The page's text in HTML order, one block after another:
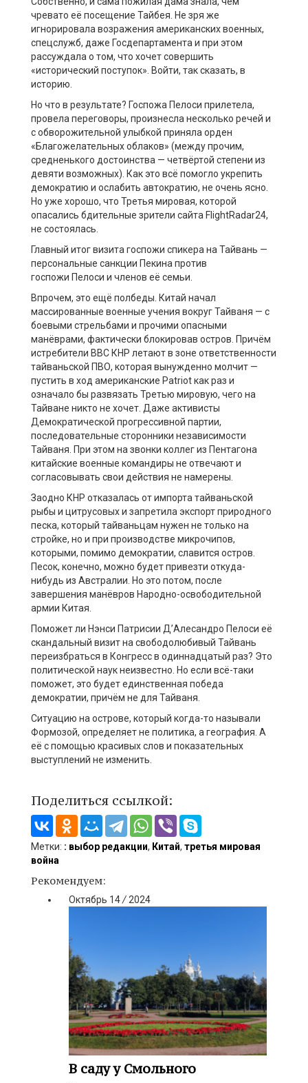
чревато её посещение Тайбея. Не зря же
игнорировала возражения американских военных,
спецслужб, даже Госдепартамента и при этом
рассуждала о том, что хочет совершить
«исторический поступок». Войти, так сказать, в
историю.
Но что в результате? Госпожа Пелоси прилетела,
провела переговоры, произнесла несколько речей и
с обворожительной улыбкой приняла орден
«Благожелательных облаков» (между прочим,
средненького достоинства — четвёртой степени из
девяти возможных). Как это всё помогло укрепить
демократию и ослабить автократию, не очень ясно.
Но уже хорошо, что Третья мировая, которой
опасались бдительные зрители сайта FlightRadar24,
не состоялась.
Главный итог визита госпожи спикера на Тайвань —
персональные санкции Пекина против
госпожи Пелоси и членов её семьи.
Впрочем, это ещё полбеды. Китай начал
массированные военные учения вокруг Тайваня — с
боевыми стрельбами и прочими опасными
манёврами, фактически блокировав остров. Причём
истребители ВВС КНР летают в зоне ответственности
тайваньской ПВО, которая вынужденно молчит —
пустить в ход американские Patriot как раз и
означало бы развязать Третью мировую, чего на
Тайване никто не хочет. Даже активисты
Демократической прогрессивной партии,
последовательные сторонники независимости
Тайваня. При этом на звонки коллег из Пентагона
китайские военные командиры не отвечают и
согласовывать свои действия не намерены.
Заодно КНР отказалась от импорта тайваньской
рыбы и цитрусовых и запретила экспорт природного
песка, который тайваньцам нужен не только на
стройке, но и при производстве микрочипов,
которыми, помимо демократии, славится остров.
Песок, конечно, можно будет привезти откуда-
нибудь из Австралии. Но это потом, после
завершения манёвров Народно-освободительной
армии Китая.
Поможет ли Нэнси Патрисии Д’Алесандро Пелоси её
скандальный визит на свободолюбивый Тайвань
переизбраться в Конгресс в одиннадцатый раз? Это
политической наук неизвестно. Но если всё-таки
поможет, это будет единственная победа
демократии, причём не для Тайваня.
Ситуацию на острове, который когда-то называли
Формозой, определяет не политика, а география. А
её с помощью красивых слов и показательных
выступлений не изменить.
Поделиться ссылкой:
Метки: : выбор редакции, Китай, третья мировая
война
Рекомендуем:
Октябрь 14/ 2024
В саду у Смольного